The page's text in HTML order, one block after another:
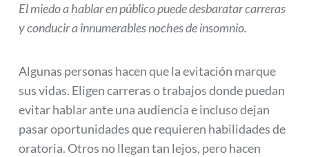
El miedo a hablar en público puede desbaratar carreras
y conducir a innumerables noches de insomnio.
Algunas personas hacen que la evitación marque
sus vidas. Eligen carreras o trabajos donde puedan
evitar hablar ante una audiencia e incluso dejan
pasar oportunidades que requieren habilidades de
oratoria. Otros no llegan tan lejos, pero hacen